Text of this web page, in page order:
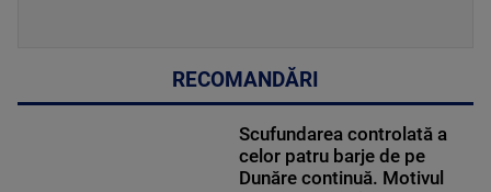
RECOMANDĂRI
Scufundarea controlată a
celor patru barje de pe
Dunăre continuă. Motivul